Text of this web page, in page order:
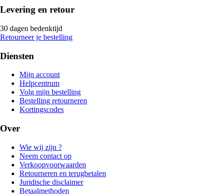
Levering en retour
30 dagen bedenktijd
Retourneer je bestelling
Diensten
Mijn account
Helpcentrum
Volg mijn bestelling
Bestelling retourneren
Kortingscodes
Over
Wie wij zijn ?
Neem contact op
Verkoopvoorwaarden
Retourneren en terugbetalen
Juridische disclaimer
Betaalmethoden